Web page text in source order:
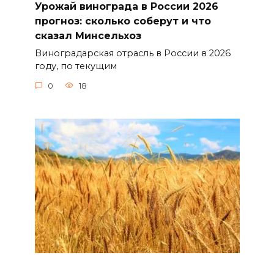
Урожай винограда в России 2026
прогноз: сколько соберут и что
сказал Минсельхоз
Виноградарская отрасль в России в 2026
году, по текущим
0 18